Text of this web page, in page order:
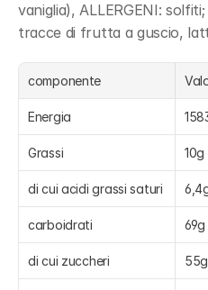
vaniglia), ALLERGENI:
tracce di frutta a guscio,
componente
Energia
Grassi 10g
di cui acidi grassi saturi
carboidrati 69g
di cui zuccheri 55g